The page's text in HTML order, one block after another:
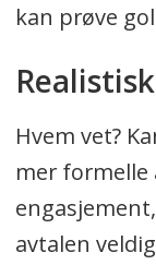
kan prøve
Hvem vet?
mer formelle
avtalen